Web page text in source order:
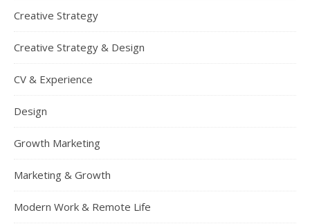
Creative Strategy
Creative Strategy & Design
CV & Experience
Design
Growth Marketing
Marketing & Growth
Modern Work & Remote Life